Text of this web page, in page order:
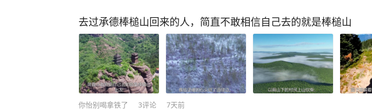
去过承德棒槌山回来的人，简直不敢相信自己去的就是棒槌山
你怡别喝拿铁了 3评论 7天前